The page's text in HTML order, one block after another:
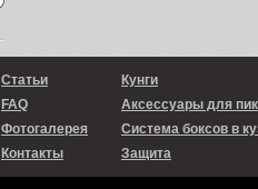
Статьи
FAQ
Фотогалерея
Контакты
Кунги
Аксессуары для
Система боксов в
Защита